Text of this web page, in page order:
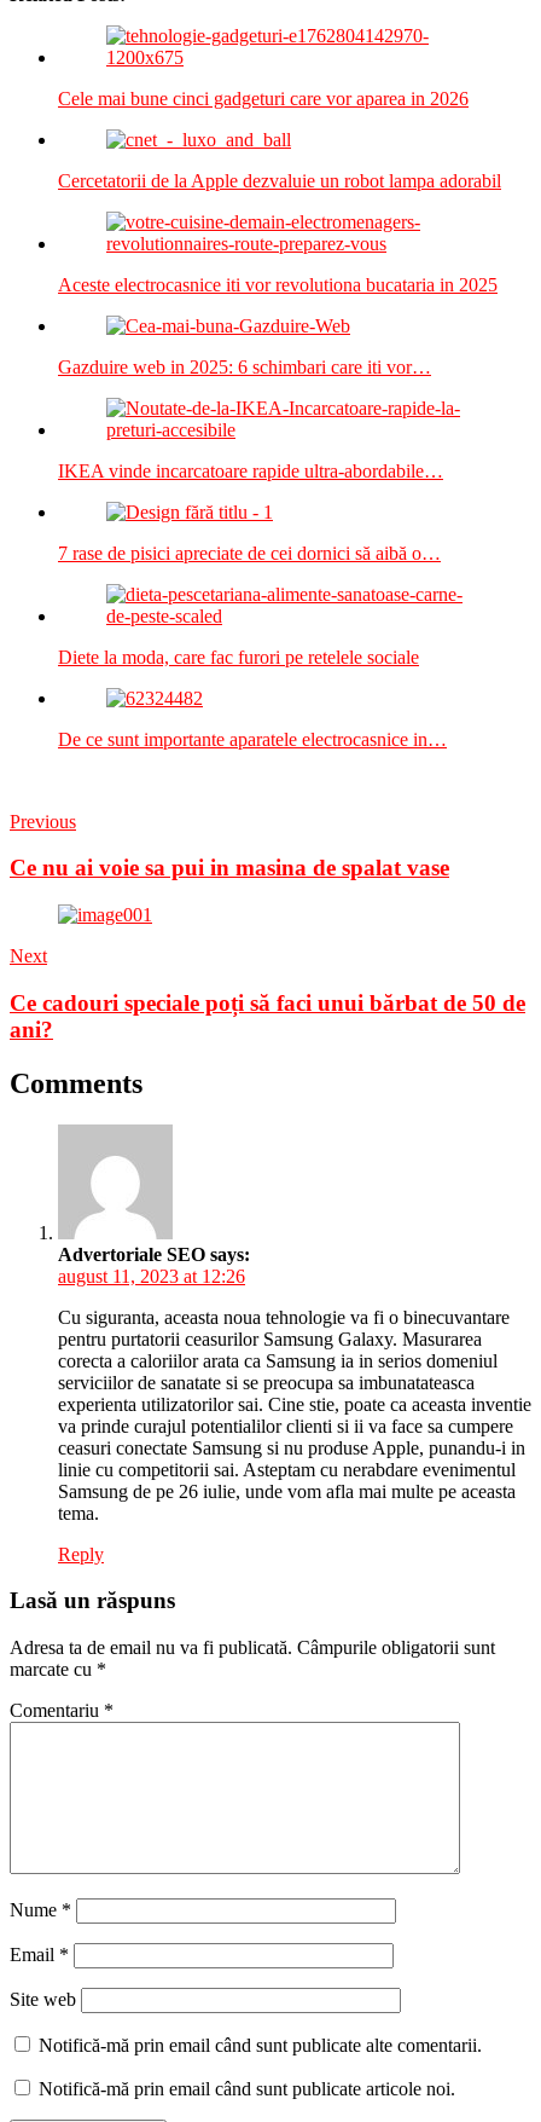
Cele mai bune cinci gadgeturi care vor aparea in 2026
Cercetatorii de la Apple dezvaluie un robot lampa adorabil
Aceste electrocasnice iti vor revolutiona bucataria in 2025
Gazduire web in 2025: 6 schimbari care iti vor…
IKEA vinde incarcatoare rapide ultra-abordabile…
7 rase de pisici apreciate de cei dornici să aibă o…
Diete la moda, care fac furori pe retelele sociale
De ce sunt importante aparatele electrocasnice in…
Previous
Ce nu ai voie sa pui in masina de spalat vase
Next
Ce cadouri speciale poți să faci unui bărbat de 50 de
ani?
Comments
Advertoriale SEO says:
august 11, 2023 at 12:26
Cu siguranta, aceasta noua tehnologie va fi o binecuvantare
pentru purtatorii ceasurilor Samsung Galaxy. Masurarea
corecta a caloriilor arata ca Samsung ia in serios domeniul
serviciilor de sanatate si se preocupa sa imbunatateasca
experienta utilizatorilor sai. Cine stie, poate ca aceasta inventie
va prinde curajul potentialilor clienti si ii va face sa cumpere
ceasuri conectate Samsung si nu produse Apple, punandu-i in
linie cu competitorii sai. Asteptam cu nerabdare evenimentul
Samsung de pe 26 iulie, unde vom afla mai multe pe aceasta
tema.
Reply
Lasă un răspuns
Adresa ta de email nu va fi publicată. Câmpurile obligatorii sunt
marcate cu *
Comentariu *
Nume *
Email *
Site web
Notifică-mă prin email când sunt publicate alte comentarii.
Notifică-mă prin email când sunt publicate articole noi.